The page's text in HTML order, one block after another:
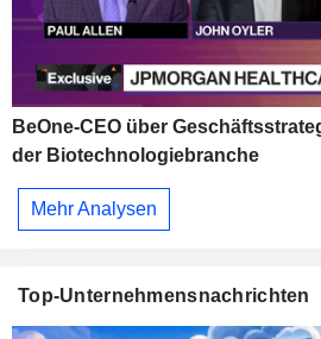
BeOne-CEO über
der Biotechnologiebranche
Mehr Analysen
Top-Unternehmensnachrichten